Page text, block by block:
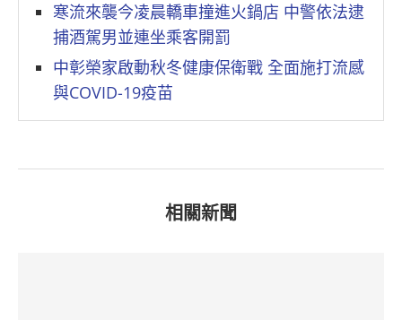
寒流來襲今凌晨轎車撞進火鍋店 中警依法逮
捕酒駕男並連坐乘客開罰
中彰榮家啟動秋冬健康保衛戰 全面施打流感
與COVID-19疫苗
相關新聞